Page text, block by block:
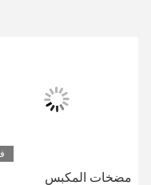
مضخات المكبس